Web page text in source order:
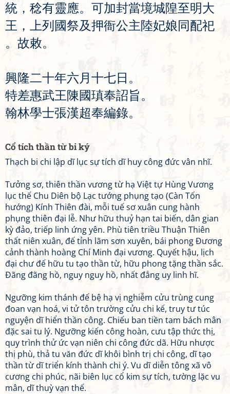
統 ， 稔有靈應。 可加封當境城隍至明大
王 ， 上列 國祭及押衙公主陸妃娘同配祀
。 故敕。
興隆二十年六 月 十七日 。
特差惠武王陳國瑱奉詔旨。
翰林學士張漢超奉編錄。
Cổ tích thần từ bi ký
Thạch bi chi lập dĩ lục sự tích dĩ huy công đức vân nhĩ.
Tưởng sơ, thiên thần vương từ hạ Việt tự Hùng Vương
lục thế Chu Diên bộ Lạc tướng phụng tạo (Càn Tốn
hướng) Kính Thiên đài, mỗi tuế sơ xuân cung hành
phụng thiên đại lễ. Như hữu thuỷ hạn tai biến, dân gian
kỳ đảo, triếp linh ứng yên. Phù tiên triều Thuận Thiên
thất niên xuân, đế tỉnh lãm sơn xuyên, bái phong Đương
cảnh thành hoàng Chí Minh đại vương. Quyết hậu, lịch
đại chư đế hữu tu tạo thần từ, hữu phong tặng thần sắc.
Đãng đãng hồ, nguy nguy hồ, nhất đẳng uy linh hĩ.
Ngưỡng kim thánh đế bệ hạ vị nghiễm cửu trùng cung
đoan vạn hoá, vi tử tôn trường cửu chi kế, truy tư túc
nguyện dĩ hiển thần công. Chiếu ban tiền tam bách mân
đặc sai tu lý. Ngưỡng kiến công hoàn, cưu tập thức thị,
quy trình thử ức vạn niên chi công đức dã. Hữu nhược
thị phù, thả tu văn đức dĩ khôi bình trị chi công, dĩ tạo
thần từ dĩ triển kính thành chi ý. Vu dĩ diễn tông xã vô
cương chi phúc, nãi biên lục cổ kim sự tích, tường lặc vu
mân, dĩ thuỳ vạn thế.